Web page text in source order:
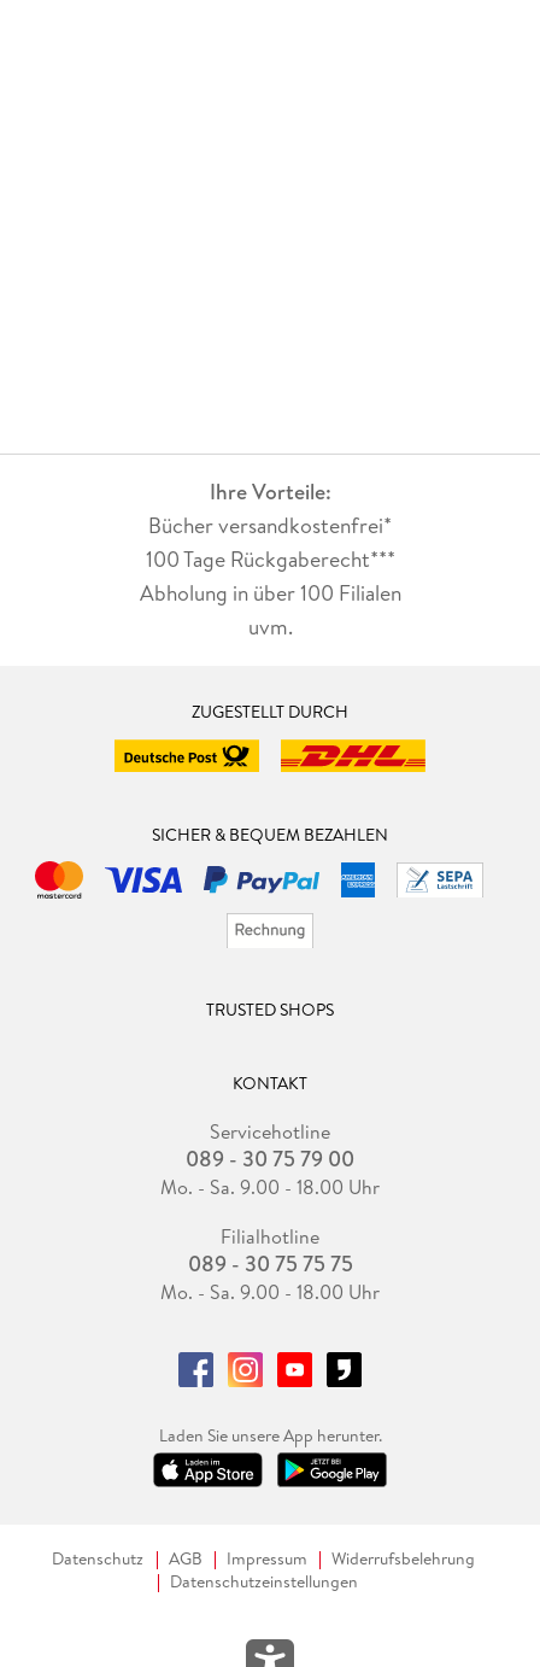
Ihre Vorteile:
Bücher versandkostenfrei*
100 Tage Rückgaberecht***
Abholung in über 100 Filialen
uvm.
ZUGESTELLT DURCH
SICHER & BEQUEM BEZAHLEN
TRUSTED SHOPS
KONTAKT
Servicehotline
089 - 30 75 79 00
Mo. - Sa. 9.00 - 18.00 Uhr
Filialhotline
089 - 30 75 75 75
Mo. - Sa. 9.00 - 18.00 Uhr
Laden Sie unsere App herunter.
Datenschutz AGB Impressum
Widerrufsbelehrung
Datenschutzeinstellungen